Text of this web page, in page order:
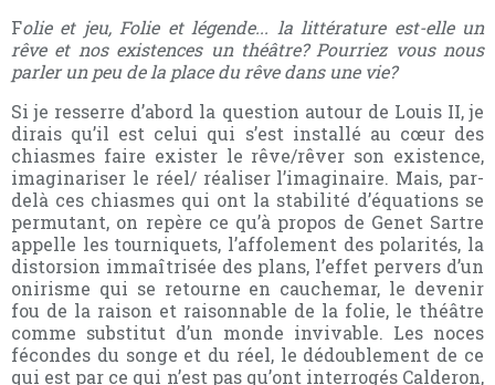
Folie et jeu, Folie et légende... la littérature est-elle un
rêve et nos existences un théâtre? Pourriez vous nous
parler un peu de la place du rêve dans une vie?
Si je resserre d’abord la question autour de Louis II, je
dirais qu’il est celui qui s’est installé au cœur des
chiasmes faire exister le rêve/rêver son existence,
imaginariser le réel/ réaliser l’imaginaire. Mais, par-
delà ces chiasmes qui ont la stabilité d’équations se
permutant, on repère ce qu’à propos de Genet Sartre
appelle les tourniquets, l’affolement des polarités, la
distorsion immaîtrisée des plans, l’effet pervers d’un
onirisme qui se retourne en cauchemar, le devenir
fou de la raison et raisonnable de la folie, le théâtre
comme substitut d’un monde invivable. Les noces
fécondes du songe et du réel, le dédoublement de ce
qui est par ce qui n’est pas qu’ont interrogés Calderon,